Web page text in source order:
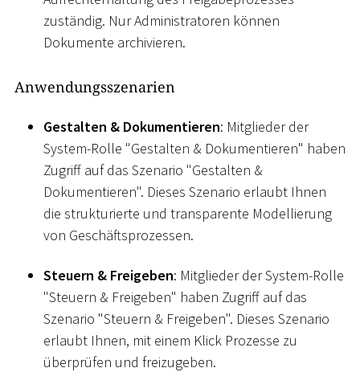
zuständig. Nur Administratoren können
Dokumente archivieren.
Anwendungsszenarien
Gestalten & Dokumentieren: Mitglieder der
System-Rolle "Gestalten & Dokumentieren" haben
Zugriff auf das Szenario "Gestalten &
Dokumentieren". Dieses Szenario erlaubt Ihnen
die strukturierte und transparente Modellierung
von Geschäftsprozessen.
Steuern & Freigeben: Mitglieder der System-Rolle
"Steuern & Freigeben" haben Zugriff auf das
Szenario "Steuern & Freigeben". Dieses Szenario
erlaubt Ihnen, mit einem Klick Prozesse zu
überprüfen und freizugeben.